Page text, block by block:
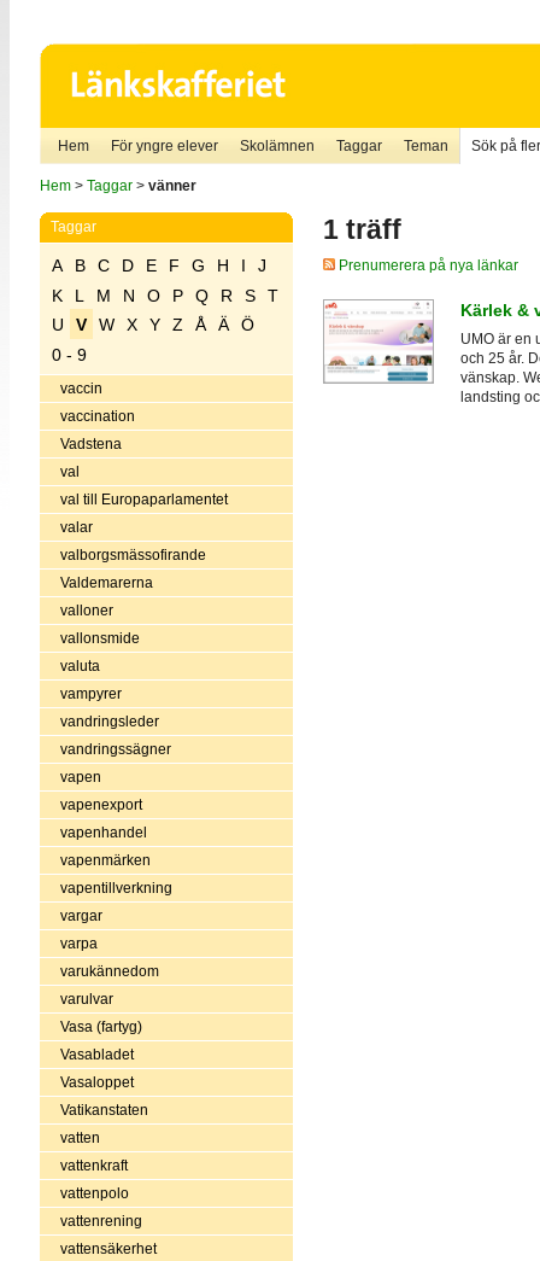
Hem För yngre elever Skolämnen Taggar Teman Sök på
Hem> Taggar> vänner
Taggar
A B C D E F G H I
J
K
L M N O P Q R S
T
U
V W X Y Z Å Ä
Ö
0 - 9
vaccin
vaccination
Vadstena
val
val till Europaparlamentet
valar
valborgsmässofirande
Valdemarerna
valloner
vallonsmide
valuta
vampyrer
vandringsleder
vandringssägner
vapen
vapenexport
vapenhandel
vapenmärken
vapentillverkning
vargar
varpa
varukännedom
varulvar
Vasa (fartyg)
Vasabladet
Vasaloppet
Vatikanstaten
vatten
vattenkraft
vattenpolo
vattenrening
vattensäkerhet
1 träff
Prenumerera på nya länkar
Kärlek &
UMO är en
och 25 år.
vänskap.
landsting